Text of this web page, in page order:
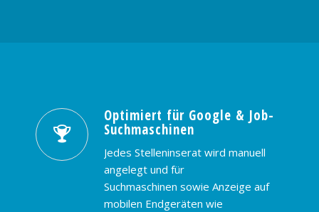
Optimiert für Google & Job-
Suchmaschinen
Jedes Stelleninserat wird manuell
angelegt und für
Suchmaschinen sowie Anzeige auf
mobilen Endgeräten wie